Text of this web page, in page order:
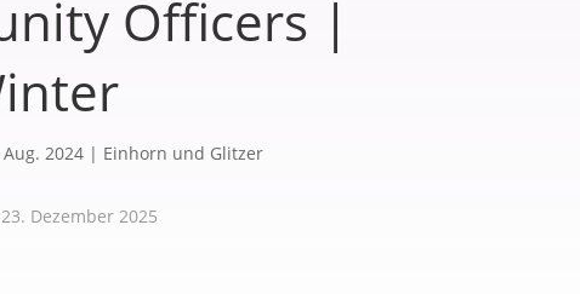
Officers |
Aug. 2024| Einhorn und Glitzer
Dezember 2025